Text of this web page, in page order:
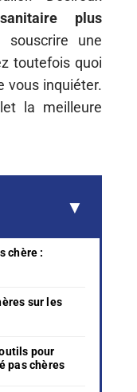
plus
une
toutefois quoi
vous inquiéter.
la meilleure
chère :
sur les
pour
pas chères